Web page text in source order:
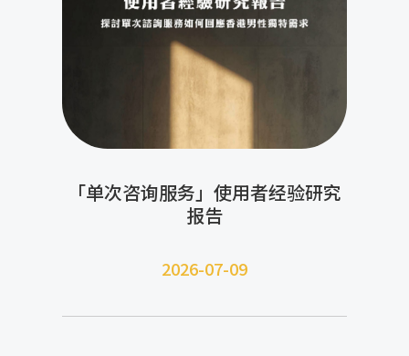
「单次咨询服务」使用者经验研究
报告
2026-07-09